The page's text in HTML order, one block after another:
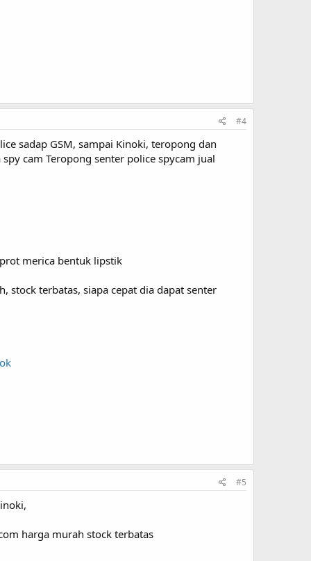
#4
sadap GSM, sampai Kinoki, teropong dan
cam Teropong senter police spycam jual
merica bentuk lipstik
stock terbatas, siapa cepat dia dapat senter
#5
harga murah stock terbatas